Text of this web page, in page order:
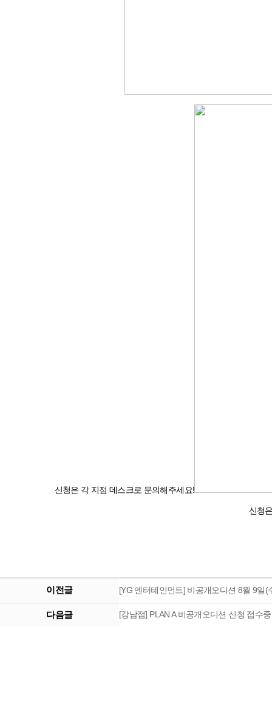
신청은 각 지점 데스크로 문의해주세요!
신청
이전글 [YG 엔터테인먼트] 비공개오디션 8월 9일(
다음글 [강남점] PLAN A 비공개오디션 신청 접수중